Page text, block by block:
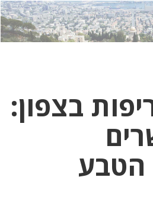
לחץ
כאן
לחץ
כדי
בצפון: